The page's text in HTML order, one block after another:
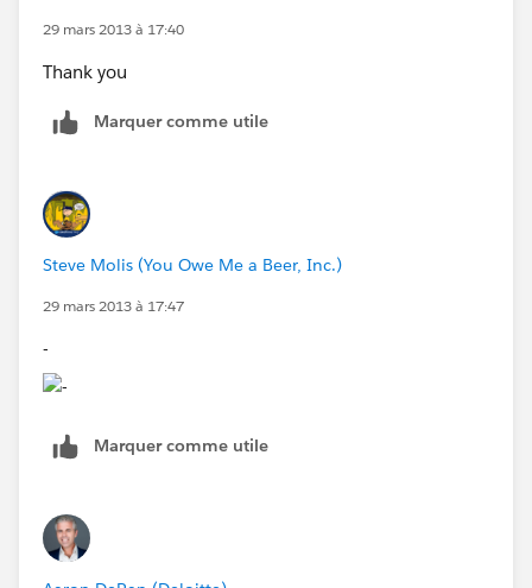
29 mars 2013 à 17:40
Thank you
Marquer comme utile
Steve Molis (You Owe Me a Beer, Inc.)
29 mars 2013 à 17:47
-
Marquer comme utile